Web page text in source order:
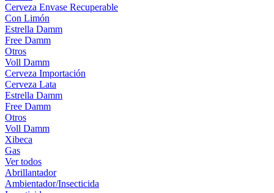
Cerveza Envase Recuperable
Con Limón
Estrella Damm
Free Damm
Otros
Voll Damm
Cerveza Importación
Cerveza Lata
Estrella Damm
Free Damm
Otros
Voll Damm
Xibeca
Gas
Ver todos
Abrillantador
Ambientador/Insecticida